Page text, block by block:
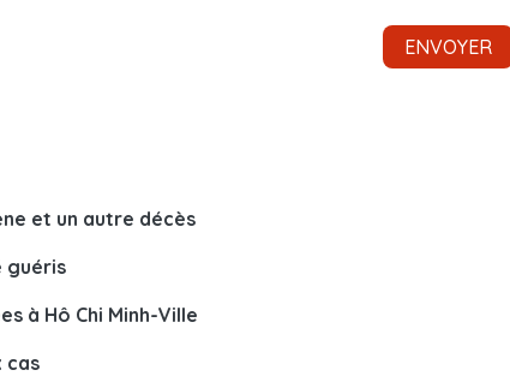
et un autre décès
guéris
à Hô Chi Minh-Ville
cas